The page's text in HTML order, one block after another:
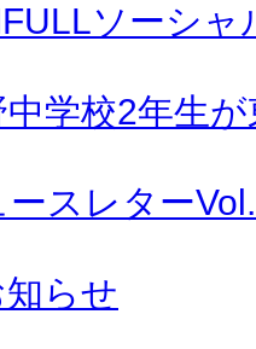
ソーシ
中学校2年生
ースレター
らせ